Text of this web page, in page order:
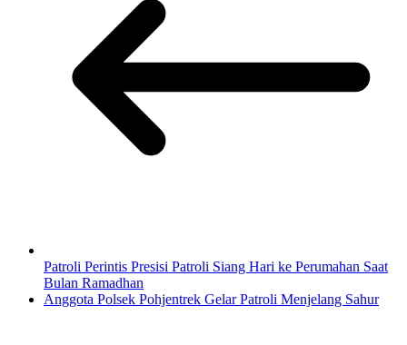
Patroli Perintis Presisi Patroli Siang Hari ke Perumahan Saat
Bulan Ramadhan
Anggota Polsek Pohjentrek Gelar Patroli Menjelang Sahur